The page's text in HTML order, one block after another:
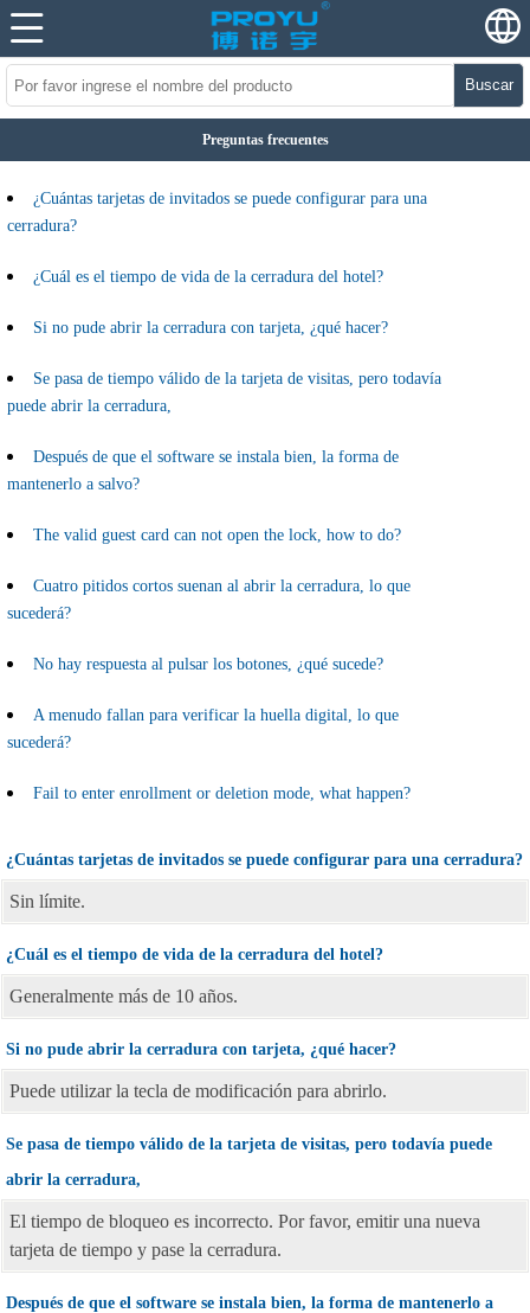
Buscar
Preguntas frecuentes
¿Cuántas tarjetas de invitados se puede configurar para una
cerradura?
¿Cuál es el tiempo de vida de la cerradura del hotel?
Si no pude abrir la cerradura con tarjeta, ¿qué hacer?
Se pasa de tiempo válido de la tarjeta de visitas, pero todavía
puede abrir la cerradura,
Después de que el software se instala bien, la forma de
mantenerlo a salvo?
The valid guest card can not open the lock, how to do?
Cuatro pitidos cortos suenan al abrir la cerradura, lo que
sucederá?
No hay respuesta al pulsar los botones, ¿qué sucede?
A menudo fallan para verificar la huella digital, lo que
sucederá?
Fail to enter enrollment or deletion mode, what happen?
¿Cuántas tarjetas de invitados se puede configurar para una cerradura?
Sin límite.
¿Cuál es el tiempo de vida de la cerradura del hotel?
Generalmente más de 10 años.
Si no pude abrir la cerradura con tarjeta, ¿qué hacer?
Puede utilizar la tecla de modificación para abrirlo.
Se pasa de tiempo válido de la tarjeta de visitas, pero todavía puede
abrir la cerradura,
El tiempo de bloqueo es incorrecto. Por favor, emitir una nueva
tarjeta de tiempo y pase la cerradura.
Después de que el software se instala bien, la forma de mantenerlo a